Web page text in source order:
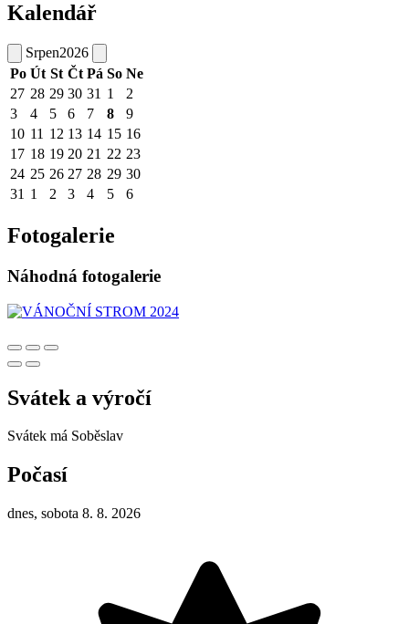
Kalendář
Srpen2026
Po Út St Čt Pá So Ne
27 28 29 30 31 1
2
3
4 5 6 7 8
9
10 11 12 13 14 15 16
17 18 19 20 21 22 23
24 25 26 27 28 29 30
31 1 2 3 4 5 6
Fotogalerie
Náhodná fotogalerie
Svátek a výročí
Svátek má Soběslav
Počasí
dnes, sobota 8. 8. 2026